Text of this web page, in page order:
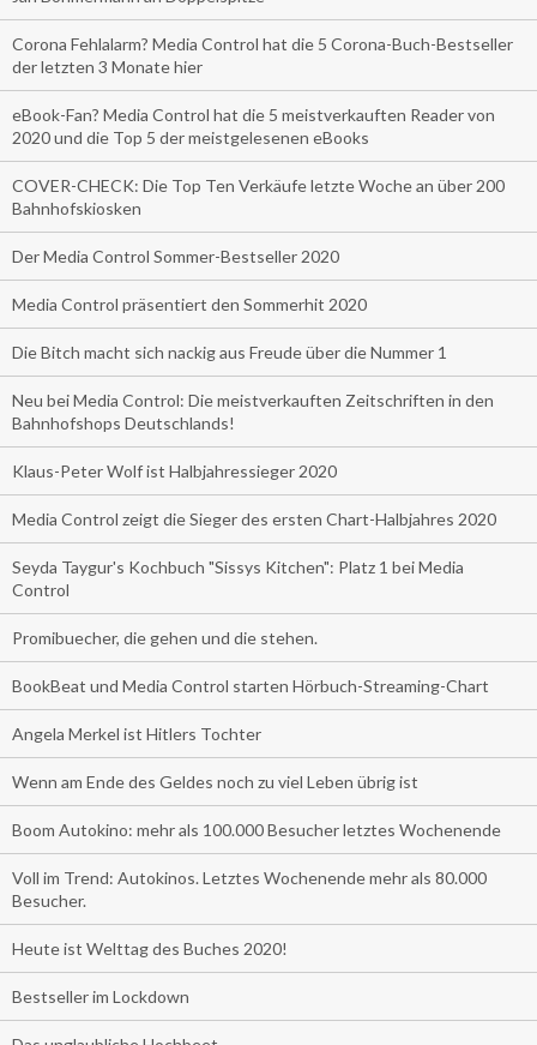
Corona Fehlalarm? Media Control hat die 5 Corona-Buch-Bestseller
der letzten 3 Monate hier
eBook-Fan? Media Control hat die 5 meistverkauften Reader von
2020 und die Top 5 der meistgelesenen eBooks
COVER-CHECK: Die Top Ten Verkäufe letzte Woche an über 200
Bahnhofskiosken
Der Media Control Sommer-Bestseller 2020
Media Control präsentiert den Sommerhit 2020
Die Bitch macht sich nackig aus Freude über die Nummer 1
Neu bei Media Control: Die meistverkauften Zeitschriften in den
Bahnhofshops Deutschlands!
Klaus-Peter Wolf ist Halbjahressieger 2020
Media Control zeigt die Sieger des ersten Chart-Halbjahres 2020
Seyda Taygur's Kochbuch "Sissys Kitchen": Platz 1 bei Media
Control
Promibuecher, die gehen und die stehen.
BookBeat und Media Control starten Hörbuch-Streaming-Chart
Angela Merkel ist Hitlers Tochter
Wenn am Ende des Geldes noch zu viel Leben übrig ist
Boom Autokino: mehr als 100.000 Besucher letztes Wochenende
Voll im Trend: Autokinos. Letztes Wochenende mehr als 80.000
Besucher.
Heute ist Welttag des Buches 2020!
Bestseller im Lockdown